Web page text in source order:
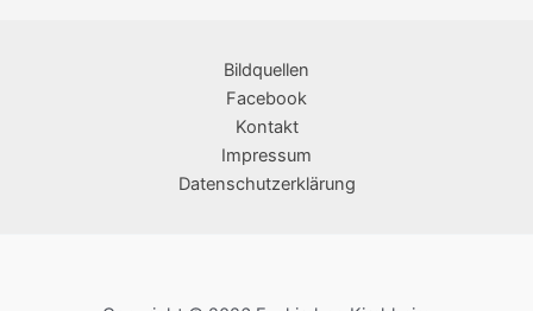
Bildquellen
Facebook
Kontakt
Impressum
Datenschutzerklärung